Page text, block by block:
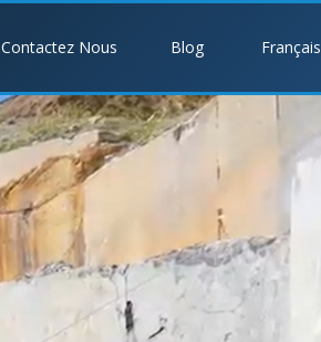
Contactez Nous Blog Français